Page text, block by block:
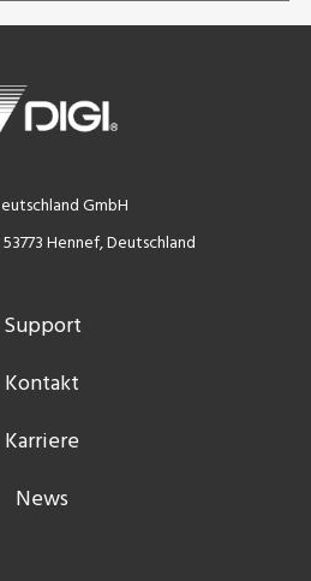
GmbH
Hennef, Deutschland
Support
Kontakt
Karriere
News